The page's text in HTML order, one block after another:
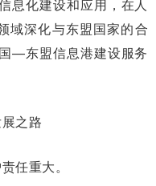
息化建设和应用，在人
域深化与东盟国家的合
—东盟信息港建设服务
之路
任重大。